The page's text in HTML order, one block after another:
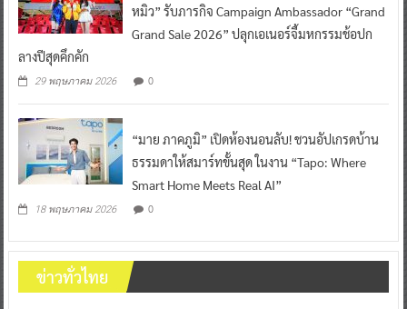
หมิว” รับภารกิจ Campaign Ambassador “Grand
Grand Sale 2026” ปลุกเอเนอร์จี้มหกรรมช้อปก
ลางปีสุดคึกคัก
29 พฤษภาคม 2026 0
“มาย ภาคภูมิ” เปิดห้องนอนลับ! ชวนอัปเกรดบ้าน
ธรรมดาให้สมาร์ทขั้นสุด ในงาน “Tapo: Where
Smart Home Meets Real AI”
18 พฤษภาคม 2026 0
ข่าวทั่วไทย